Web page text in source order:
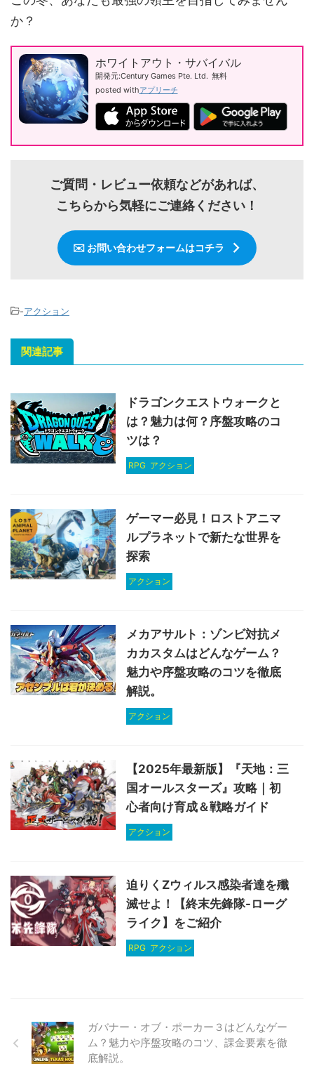
か？
ホワイトアウト・サバイバル
開発元:Century Games Pte. Ltd. 無料
posted withアプリーチ
ご質問・レビュー依頼などがあれば、
こちらから気軽にご連絡ください！
✉️ お問い合わせフォームはコチラ
-アクション
関連記事
ドラゴンクエストウォークと
は？魅力は何？序盤攻略のコ
ツは？
RPG アクション
ゲーマー必見！ロストアニマ
ルプラネットで新たな世界を
探索
アクション
メカアサルト：ゾンビ対抗メ
カカスタムはどんなゲーム？
魅力や序盤攻略のコツを徹底
解説。
アクション
【2025年最新版】『天地：三
国オールスターズ』攻略｜初
心者向け育成＆戦略ガイド
アクション
迫りくZウィルス感染者達を殲
滅せよ！【終末先鋒隊-ローグ
ライク】をご紹介
RPG アクション
ガバナー・オブ・ポーカー３はどんなゲー
ム？魅力や序盤攻略のコツ、課金要素を徹
底解説。